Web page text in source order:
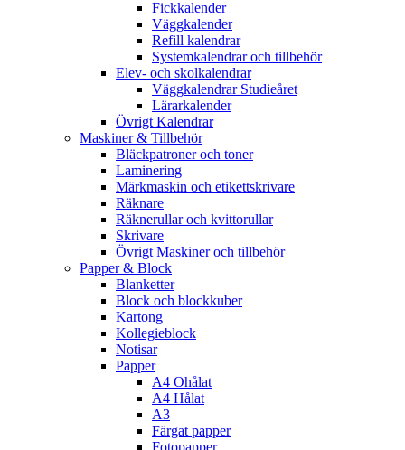
Fickkalender
Väggkalender
Refill kalendrar
Systemkalendrar och tillbehör
Elev- och skolkalendrar
Väggkalendrar Studieåret
Lärarkalender
Övrigt Kalendrar
Maskiner & Tillbehör
Bläckpatroner och toner
Laminering
Märkmaskin och etikettskrivare
Räknare
Räknerullar och kvittorullar
Skrivare
Övrigt Maskiner och tillbehör
Papper & Block
Blanketter
Block och blockkuber
Kartong
Kollegieblock
Notisar
Papper
A4 Ohålat
A4 Hålat
A3
Färgat papper
Fotopapper